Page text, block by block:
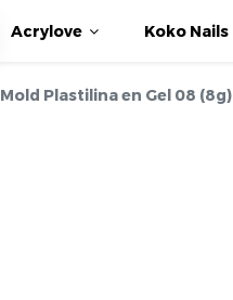
Acrylove Koko Nails
Mold Plastilina en Gel 08 (8g)